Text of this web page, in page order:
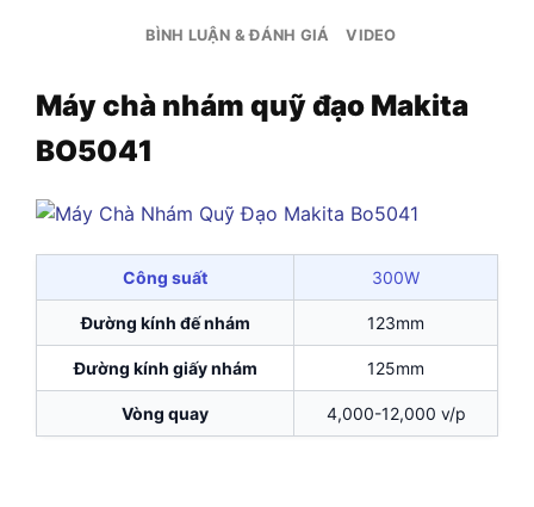
BÌNH LUẬN & ĐÁNH GIÁ VIDEO
Máy chà nhám quỹ đạo Makita
BO5041
Công suất 300W
Đường kính đế nhám 123mm
Đường kính giấy nhám 125mm
Vòng quay 4,000-12,000 v/p